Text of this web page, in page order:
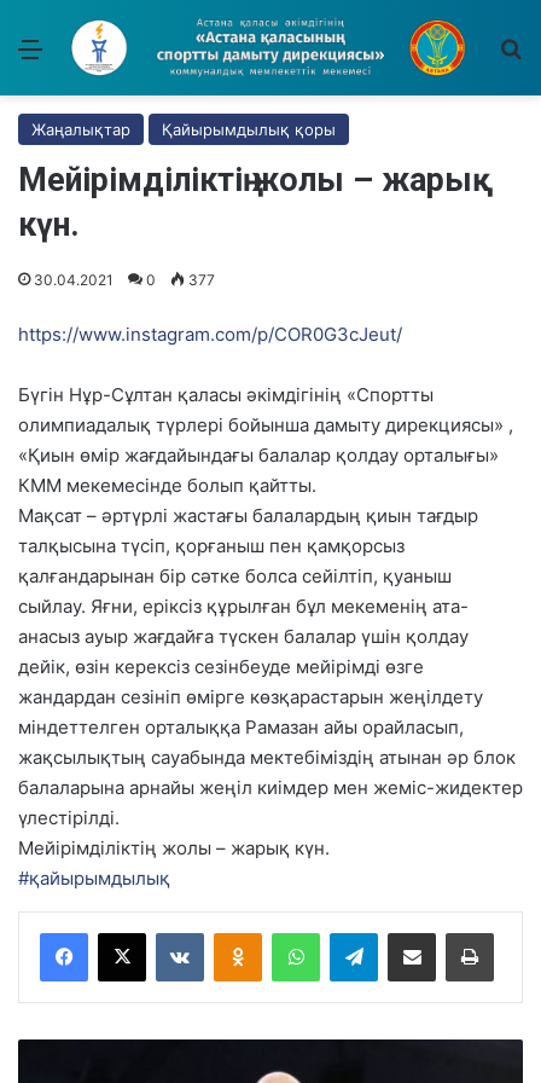
Мәзір
Жаңалықтар Қайырымдылық қоры
Мейірімділіктің жолы – жарық
күн.
30.04.2021 0 377
https://www.instagram.com/p/COR0G3cJeut/
Бүгін Нұр-Сұлтан қаласы әкімдігінің «Спортты
олимпиадалық түрлері бойынша дамыту дирекциясы» ,
«Қиын өмір жағдайындағы балалар қолдау орталығы»
КММ мекемесінде болып қайтты.
Мақсат – әртүрлі жастағы балалардың қиын тағдыр
талқысына түсіп, қорғаныш пен қамқорсыз
қалғандарынан бір сәтке болса сейілтіп, қуаныш
сыйлау. Яғни, еріксіз құрылған бұл мекеменің ата-
анасыз ауыр жағдайға түскен балалар үшін қолдау
дейік, өзін керексіз сезінбеуде мейірімді өзге
жандардан сезініп өмірге көзқарастарын жеңілдету
міндеттелген орталыққа Рамазан айы орайласып,
жақсылықтың сауабында мектебіміздің атынан әр блок
балаларына арнайы жеңіл киімдер мен жеміс-жидектер
үлестірілді.
Мейірімділіктің жолы – жарық күн.
#қайырымдылық
Telegram